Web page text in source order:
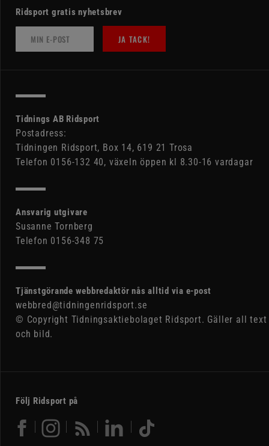
Ridsport gratis nyhetsbrev
JA TACK!
Tidnings AB Ridsport
Postadress:
Tidningen Ridsport, Box 14, 619 21 Trosa
Telefon 0156-132 40, växeln öppen kl 8.30-16 vardagar
Ansvarig utgivare
Susanne Tornberg
Telefon 0156-348 75
Tjänstgörande webbredaktör nås alltid via e-post
webbred@tidningenridsport.se
© Copyright Tidningsaktiebolaget Ridsport. Gäller all text
och bild.
Följ Ridsport på